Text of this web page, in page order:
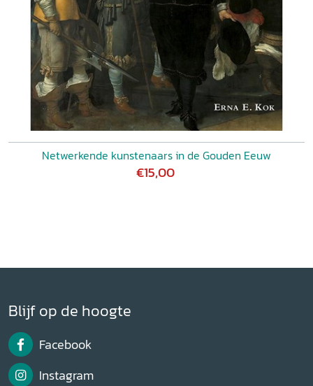
Netwerkende kunstenaars in de Gouden Eeuw
€15,00
Blijf op de hoogte
Facebook
Instagram